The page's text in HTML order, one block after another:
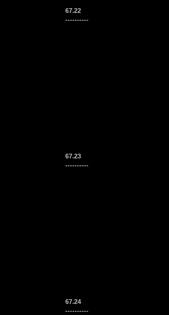
67.22
----------
67.23
----------
67.24
----------